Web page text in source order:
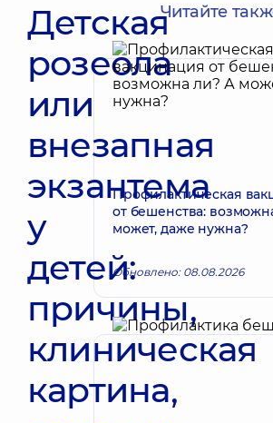
Детская
розеола
или
внезапная
экзантема
у
детей:
причины,
клиническая
картина,
Читайте
Профилактическая
от бешенства:
может, даже нужна?
Обновлено: 08.08.2026